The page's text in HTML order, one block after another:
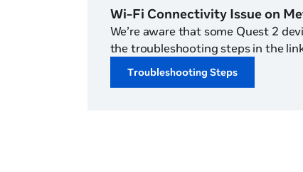
Wi-Fi Connectivity Issue on
We’re aware that some Quest 2
the troubleshooting steps in the
Troubleshooting Steps